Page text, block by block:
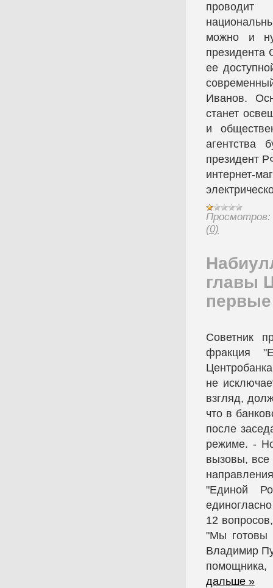
проводит
можно и
президента
ее
Иванов.
станет
и
агентства
президент
интернет-
Просмотров:
(0)
главы
Советник
фракция
не
взгляд,
что в
после
режиме. -
вызовы, все
"Единой
12
"Мы готовы
Владимир
дальше »